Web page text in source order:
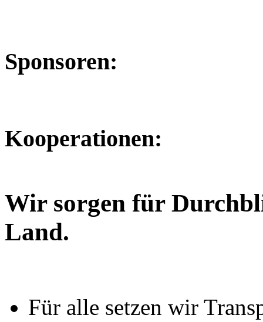
Sponsoren:
Kooperationen:
Wir sorgen für
Land.
Für alle setzen wir